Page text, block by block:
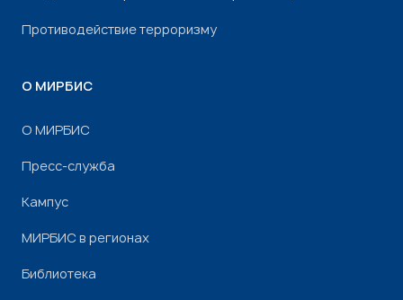
Противодействие терроризму
О МИРБИС
О МИРБИС
Пресс-служба
Кампус
МИРБИС в регионах
Библиотека